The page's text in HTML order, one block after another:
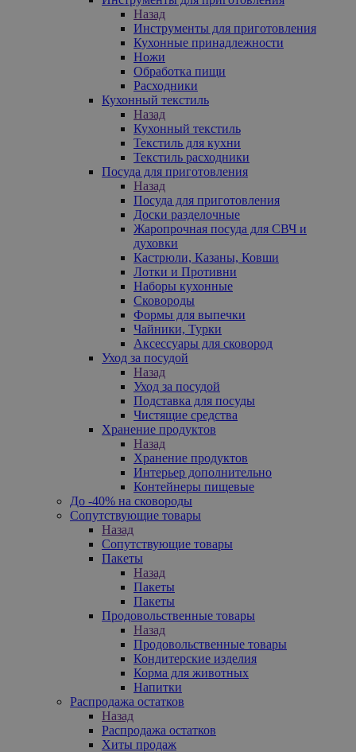
Назад
Инструменты для приготовления
Кухонные принадлежности
Ножи
Обработка пищи
Расходники
Кухонный текстиль
Назад
Кухонный текстиль
Текстиль для кухни
Текстиль расходники
Посуда для приготовления
Назад
Посуда для приготовления
Доски разделочные
Жаропрочная посуда для СВЧ и
духовки
Кастрюли, Казаны, Ковши
Лотки и Противни
Наборы кухонные
Сковороды
Формы для выпечки
Чайники, Турки
Аксессуары для сковород
Уход за посудой
Назад
Уход за посудой
Подставка для посуды
Чистящие средства
Хранение продуктов
Назад
Хранение продуктов
Интерьер дополнительно
Контейнеры пищевые
До -40% на сковороды
Сопутствующие товары
Назад
Сопутствующие товары
Пакеты
Назад
Пакеты
Пакеты
Продовольственные товары
Назад
Продовольственные товары
Кондитерские изделия
Корма для животных
Напитки
Распродажа остатков
Назад
Распродажа остатков
Хиты продаж